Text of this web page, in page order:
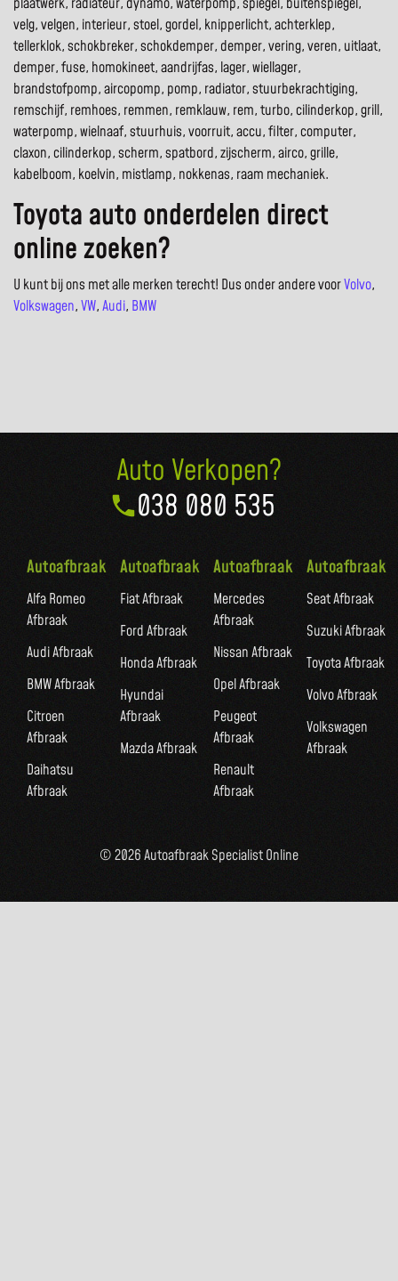
velg, velgen, interieur, stoel, gordel, knipperlicht, achterklep,
tellerklok, schokbreker, schokdemper, demper, vering, veren, uitlaat,
demper, fuse, homokineet, aandrijfas, lager, wiellager,
brandstofpomp, aircopomp, pomp, radiator, stuurbekrachtiging,
remschijf, remhoes, remmen, remklauw, rem, turbo, cilinderkop, grill,
waterpomp, wielnaaf, stuurhuis, voorruit, accu, filter, computer,
claxon, cilinderkop, scherm, spatbord, zijscherm, airco, grille,
kabelboom, koelvin, mistlamp, nokkenas, raam mechaniek.
Toyota auto onderdelen direct
online zoeken?
U kunt bij ons met alle merken terecht! Dus onder andere voorVolvo,
Volkswagen,VW,Audi, BMW
Auto Verkopen?
038 080 535
Autoafbraak
Alfa Romeo
Afbraak
Audi Afbraak
BMW Afbraak
Citroen
Afbraak
Daihatsu
Afbraak
Autoafbraak
Fiat Afbraak
Ford Afbraak
Honda Afbraak
Hyundai
Afbraak
Mazda Afbraak
Autoafbraak
Mercedes
Afbraak
Nissan Afbraak
Opel Afbraak
Peugeot
Afbraak
Renault
Afbraak
Autoafbraak
Seat Afbraak
Suzuki Afbraak
Toyota Afbraak
Volvo Afbraak
Volkswagen
Afbraak
© 2026 Autoafbraak Specialist Online